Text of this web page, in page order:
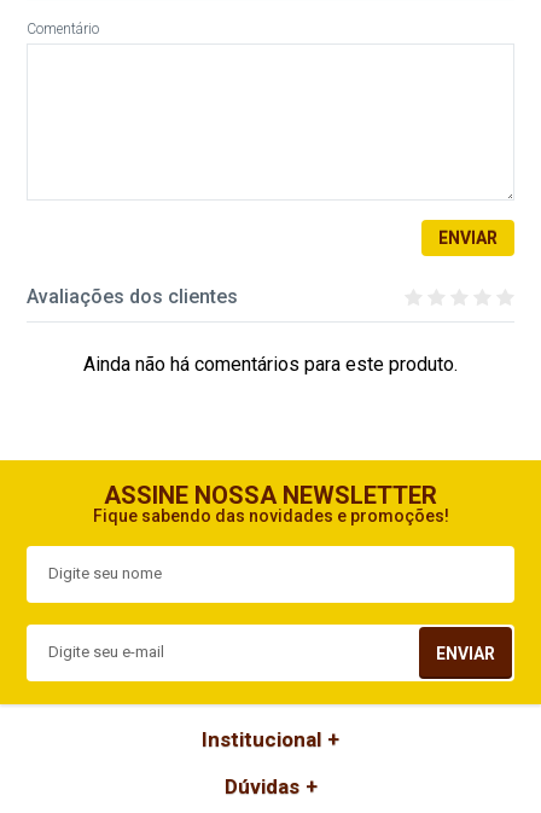
Comentário
ENVIAR
Avaliações dos clientes
Ainda não há comentários para este produto.
ASSINE NOSSA NEWSLETTER
Fique sabendo das novidades e promoções!
ENVIAR
Institucional
Dúvidas